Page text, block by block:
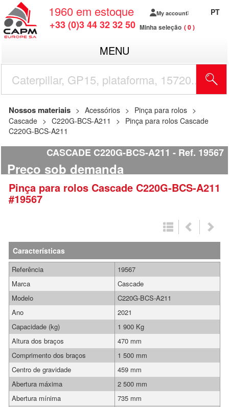
1960 em estoque
+33 (0)3 44 32 32 50
My account
Minha seleção 0
PT
MENU
Nossos materiais Acessórios
Pinça para rolos
Cascade
C220G-BCS-A211
Pinça para rolos Cascade
C220G-BCS-A211
CASCADE C220G-BCS-A211 Ref. 19567
Preço sob demanda
Pinça para rolos Cascade C220G-BCS-A211
#19567
Características
Referência
19567
Marca
Cascade
Modelo
C220G-BCS-A211
Ano
2021
Capacidade (kg)
1 900 Kg
Altura dos braços
470 mm
Comprimento dos braços
1 500 mm
Centro de gravidade
459 mm
Abertura máxima
2 500 mm
Abertura mínima
735 mm